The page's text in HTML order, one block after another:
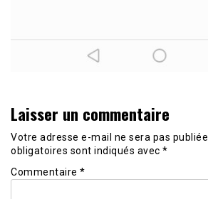
Laisser un commentaire
Votre adresse e-mail ne sera pas publiée.
obligatoires sont indiqués avec *
Commentaire *